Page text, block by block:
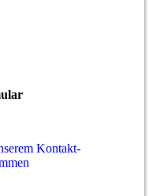
Kon­takt­